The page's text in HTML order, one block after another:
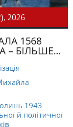
2026
1568
– БІЛЬШЕ...
1943
й політичної